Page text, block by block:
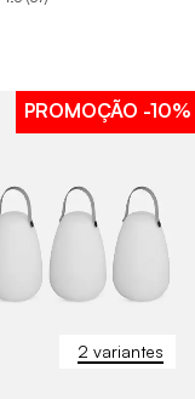
2 variantes
PROMOÇÃO -10%